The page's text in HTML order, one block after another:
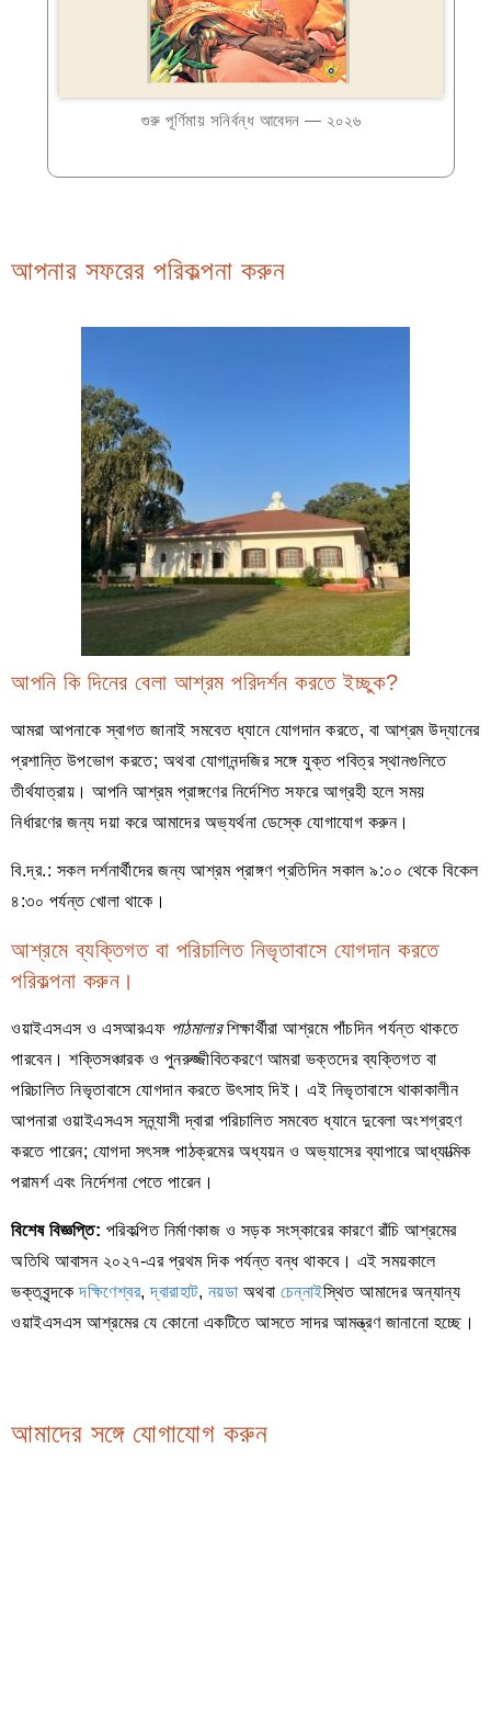
গুরু পূর্ণিমায় সনির্বন্ধ আবেদন — ২০২৬
আপনার সফরের পরিকল্পনা করুন
আপনি কি দিনের বেলা আশ্রম পরিদর্শন করতে ইচ্ছুক?
আমরা আপনাকে স্বাগত জানাই সমবেত ধ্যানে যোগদান করতে, বা আশ্রম উদ্যানের
প্রশান্তি উপভোগ করতে; অথবা যোগানন্দজির সঙ্গে যুক্ত পবিত্র স্থানগুলিতে
তীর্থযাত্রায়। আপনি আশ্রম প্রাঙ্গণের নির্দেশিত সফরে আগ্রহী হলে সময়
নির্ধারণের জন্য দয়া করে আমাদের অভ্যর্থনা ডেস্কে যোগাযোগ করুন।
বি.দ্র.: সকল দর্শনার্থীদের জন্য আশ্রম প্রাঙ্গণ প্রতিদিন সকাল ৯:০০ থেকে বিকেল
৪:৩০ পর্যন্ত খোলা থাকে।
আশ্রমে ব্যক্তিগত বা পরিচালিত নিভৃতাবাসে যোগদান করতে
পরিকল্পনা করুন।
ওয়াইএসএস ও এসআরএফ পাঠমালারশিক্ষার্থীরা আশ্রমে পাঁচদিন পর্যন্ত থাকতে
পারবেন। শক্তিসঞ্চারক ও পুনরুজ্জীবিতকরণে আমরা ভক্তদের ব্যক্তিগত বা
পরিচালিত নিভৃতাবাসে যোগদান করতে উৎসাহ দিই। এই নিভৃতাবাসে থাকাকালীন
আপনারা ওয়াইএসএস সন্ন্যাসী দ্বারা পরিচালিত সমবেত ধ্যানে দুবেলা অংশগ্রহণ
করতে পারেন; যোগদা সৎসঙ্গ পাঠক্রমের অধ্যয়ন ও অভ্যাসের ব্যাপারে আধ্যাত্মিক
পরামর্শ এবং নির্দেশনা পেতে পারেন।
বিশেষ বিজ্ঞপ্তি: পরিকল্পিত নির্মাণকাজ ও সড়ক সংস্কারের কারণে রাঁচি আশ্রমের
অতিথি আবাসন ২০২৭-এর প্রথম দিক পর্যন্ত বন্ধ থাকবে। এই সময়কালে
ভক্তবৃন্দকেদক্ষিণেশ্বর,দ্বারাহাট, নয়ডা অথবা চেন্নাইস্থিত আমাদের অন্যান্য
ওয়াইএসএস আশ্রমের যে কোনো একটিতে আসতে সাদর আমন্ত্রণ জানানো হচ্ছে।
আমাদের সঙ্গে যোগাযোগ করুন